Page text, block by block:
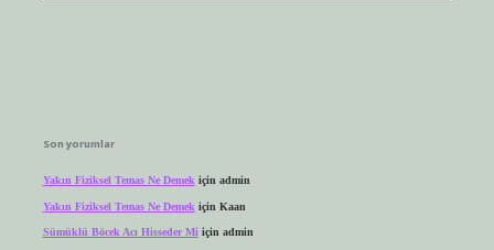
Son yorumlar
Yakın Fiziksel Temas Ne Demek için admin
Yakın Fiziksel Temas Ne Demek için Kaan
Sümüklü Böcek Acı Hisseder Miiçin admin